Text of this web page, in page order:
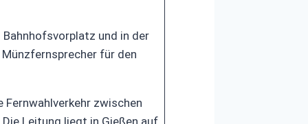
und in der
für den
zwischen